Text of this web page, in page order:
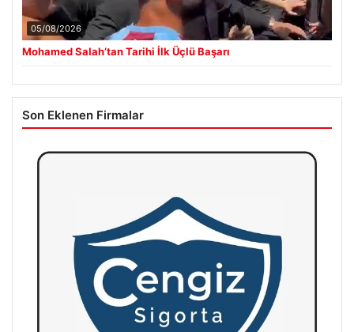
05/08/2026
Mohamed Salah’tan Tarihi İlk Üçlü Başarı
Son Eklenen Firmalar